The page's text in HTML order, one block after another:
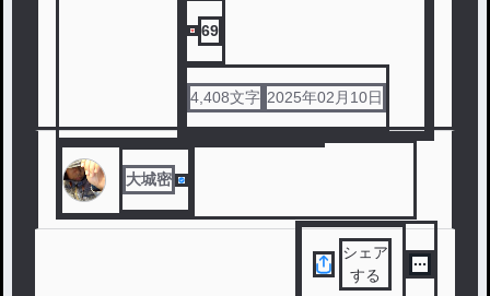
69
4,408文字 2025年02月10日
#ホラー 不気味 #衝撃のラスト
大城密
シェア
する